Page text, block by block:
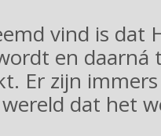
vind is dat
en daarná
Er zijn
dat het